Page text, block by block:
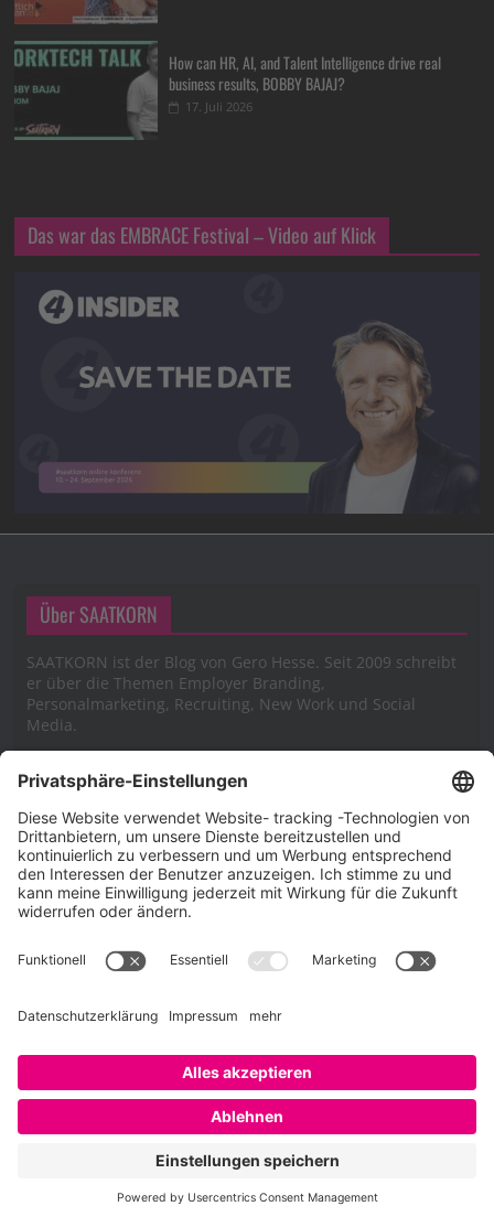
How can HR, AI, and Talent Intelligence drive real
business results, BOBBY BAJAJ?
17. Juli 2026
Das war das EMBRACE Festival – Video auf Klick
Über SAATKORN
SAATKORN ist der Blog von Gero Hesse. Seit 2009 schreibt
er über die Themen Employer Branding,
Personalmarketing, Recruiting, New Work und Social
Media.
Impressum
Impressum
Cookie-Richtlinie (EU)
Copyright © 2026SAATKORN